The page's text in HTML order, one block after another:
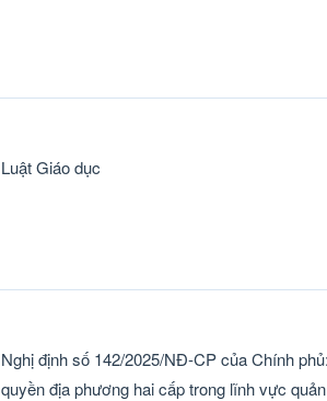
Luật Giáo dục
Nghị định số 142/2025/NĐ-CP của Chính
quyền địa phương hai cấp trong lĩnh vực